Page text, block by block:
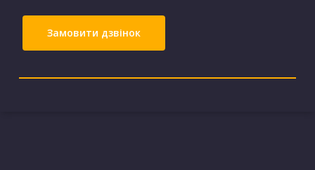
Замовити дзвінок